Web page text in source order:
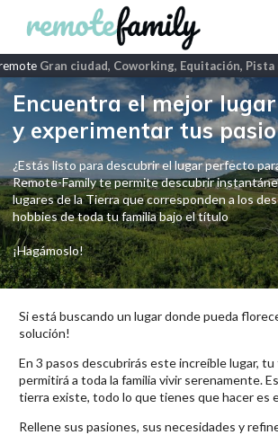
Gran ciudad, Coworking, Equitación, Pista
Encuentra el mejor
y experimentar tus
¿Estás listo para descubrir el lugar perfecto
Remote-Family te permite descubrir
lugares de la Tierra que corresponden a los
hobbies de toda tu familia bajo el título
¡Hagámoslo!
Si está buscando un lugar donde pueda
solución!
En 3 pasos descubrirás este increíble lugar,
permitirá a toda la familia vivir serenamente.
tierra existe, todo lo que tienes que hacer es
Rellene sus pasiones, sus necesidades y